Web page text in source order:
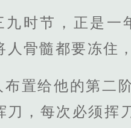
九时节，正是一
人骨髓都要冻住
布置给他的第二
刀，每次必须挥